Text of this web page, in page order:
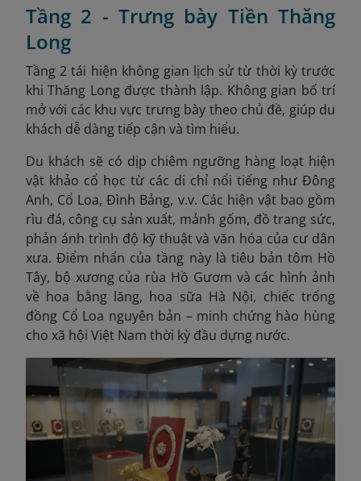
Tầng 2 - Trưng bày Tiền Thăng
Long
Tầng 2 tái hiện không gian lịch sử từ thời kỳ trước
khi Thăng Long được thành lập. Không gian bố trí
mở với các khu vực trưng bày theo chủ đề, giúp du
khách dễ dàng tiếp cận và tìm hiểu.
Du khách sẽ có dịp chiêm ngưỡng hàng loạt hiện
vật khảo cổ học từ các di chỉ nổi tiếng như Đông
Anh, Cổ Loa, Đình Bảng, v.v. Các hiện vật bao gồm
rìu đá, công cụ sản xuất, mảnh gốm, đồ trang sức,
phản ánh trình độ kỹ thuật và văn hóa của cư dân
xưa. Điểm nhấn của tầng này là tiêu bản tôm Hồ
Tây, bộ xương của rùa Hồ Gươm và các hình ảnh
về hoa bằng lăng, hoa sữa Hà Nội, chiếc trống
đồng Cổ Loa nguyên bản – minh chứng hào hùng
cho xã hội Việt Nam thời kỳ đầu dựng nước.